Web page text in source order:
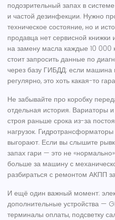
подозрительный запах в
и частой дезинфекции. Нужно
техническое состояние, но и
продавца нет сервисной книжки
на замену масла каждые 10
стоит запросить данные по
через базу ГИБДД: если машина
регулярно, это хоть какая-то
Не забывайте про коробку
отдельная история. Вариаторы
строя раньше срока из-за
нагрузок.
выгорают. Если вы слышите
запах гари — это не
больше за машину с
разбираться с ремонтом АКПП
И ещё один важный момент:
дополнительные устройства —
терминалы оплаты, подсветку